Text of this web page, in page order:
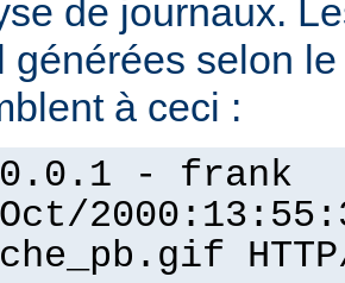
de journaux.
générées selon
à ceci :
- frank